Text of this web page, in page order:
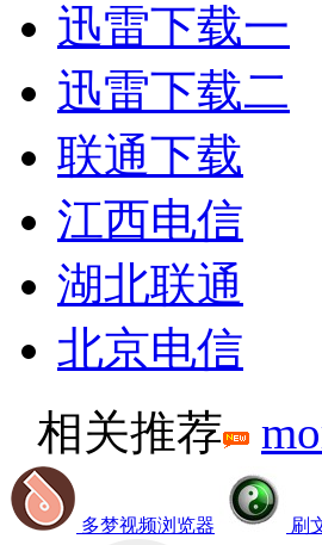
迅雷下载一
迅雷下载二
联通下载
江西电信
湖北联通
北京电信
相关推荐
多梦视频浏览器 刷